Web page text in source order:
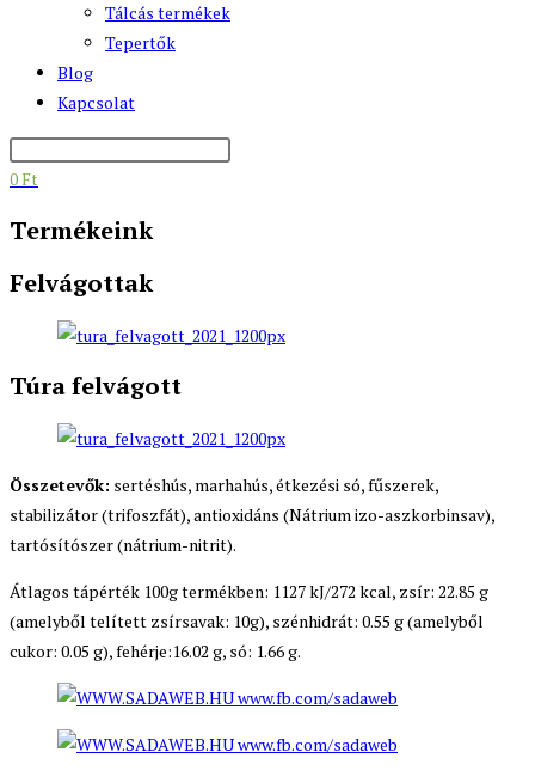
Tálcás termékek
Tepertők
Blog
Kapcsolat
0 Ft
Termékeink
Felvágottak
Túra felvágott
Összetevők: sertéshús, marhahús, étkezési só, fűszerek,
stabilizátor (trifoszfát), antioxidáns (Nátrium izo-aszkorbinsav),
tartósítószer (nátrium-nitrit).
Átlagos tápérték 100g termékben: 1127 kJ/272 kcal, zsír: 22.85 g
(amelyből telített zsírsavak: 10g), szénhidrát: 0.55 g (amelyből
cukor: 0.05 g), fehérje:16.02 g, só: 1.66 g.